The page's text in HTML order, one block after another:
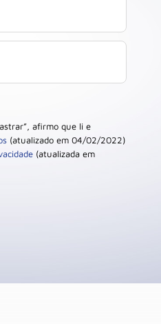
afirmo que li e
(atualizado em 04/02/2022)
(atualizada em